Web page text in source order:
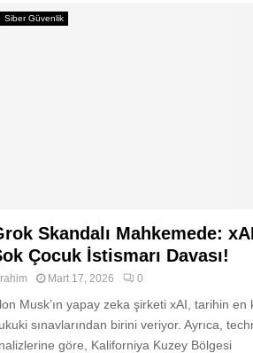
Siber Güvenlik
Skandalı Mahkemede:
Çocuk İstismarı Davası!
Mart 17, 2026 0
Musk’ın yapay zeka şirketi xAI, tarihin en
sınavlarından birini veriyor. Ayrıca,
göre, Kaliforniya Kuzey Bölgesi